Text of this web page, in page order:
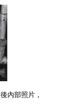
後內部照片，